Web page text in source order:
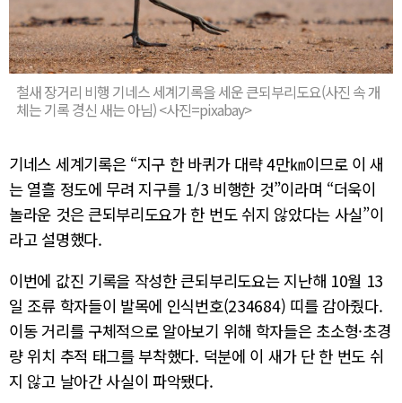
철새 장거리 비행 기네스 세계기록을 세운 큰되부리도요(사진 속 개
체는 기록 경신 새는 아님) <사진=pixabay>
기네스 세계기록은 “지구 한 바퀴가 대략 4만㎞이므로 이 새
는 열흘 정도에 무려 지구를 1/3 비행한 것”이라며 “더욱이
놀라운 것은 큰되부리도요가 한 번도 쉬지 않았다는 사실”이
라고 설명했다.
이번에 값진 기록을 작성한 큰되부리도요는 지난해 10월 13
일 조류 학자들이 발목에 인식번호(234684) 띠를 감아줬다.
이동 거리를 구체적으로 알아보기 위해 학자들은 초소형·초경
량 위치 추적 태그를 부착했다. 덕분에 이 새가 단 한 번도 쉬
지 않고 날아간 사실이 파악됐다.